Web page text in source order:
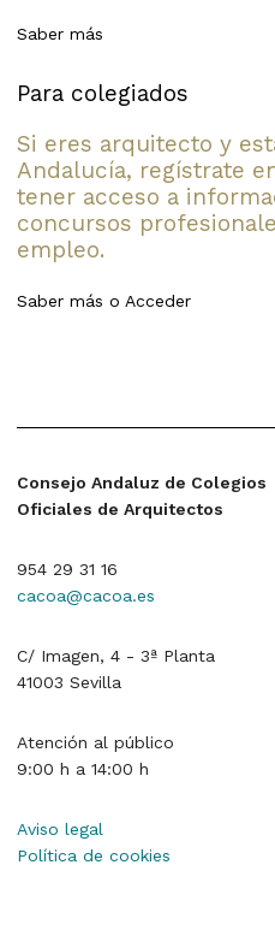
Saber más
Para colegiados
Si eres arquitecto y
Andalucía, regístrate
tener acceso a
concursos
empleo.
Saber más o Acceder
Consejo Andaluz de Colegios
Oficiales de Arquitectos
954 29 31 16
cacoa@cacoa.es
C/ Imagen, 4 - 3ª Planta
41003 Sevilla
Atención al público
9:00 h a 14:00 h
Aviso legal
Política de cookies